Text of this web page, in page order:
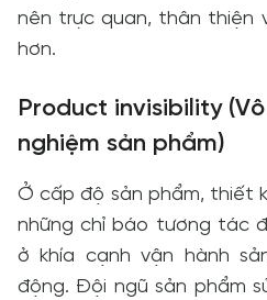
nên trực quan, thân thiện
hơn.
Product invisibility
nghiệm sản phẩm)
Ở cấp độ sản phẩm, thiết
những chỉ báo tương tác
ở khía cạnh vận hành
động. Đội ngũ sản phẩm